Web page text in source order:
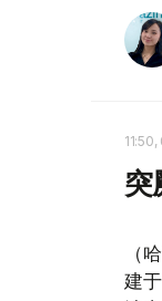
突
（
建